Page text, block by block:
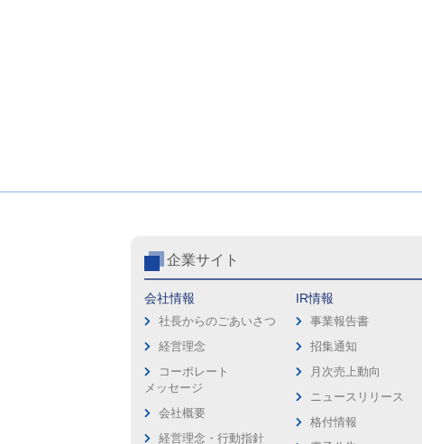
企業サイト
会社情報
社長からのごあいさつ
経営理念
コーポレート
メッセージ
会社概要
経営理念・行動指針
IR情報
事業報告書
招集通知
月次売上動向
ニュースリリース
格付情報